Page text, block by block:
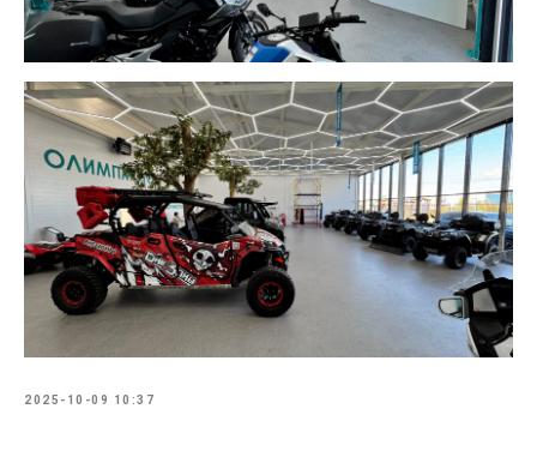
2025-10-09 10:37